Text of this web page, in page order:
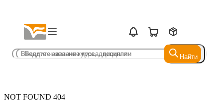
Найти
Найти
NOT FOUND 404